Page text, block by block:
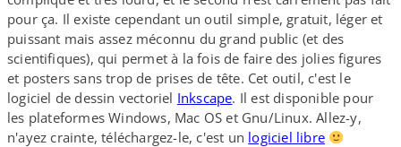
pour ça. Il existe cependant un outil simple, gratuit, léger et
puissant mais assez méconnu du grand public (et des
scientifiques), qui permet à la fois de faire des jolies figures
et posters sans trop de prises de tête. Cet outil, c'est le
logiciel de dessin vectoriel Inkscape. Il est disponible pour
les plateformes Windows, Mac OS et Gnu/​Linux. Allez-​y,
n'ayez crainte, téléchargez-​le, c'est un logiciel libre